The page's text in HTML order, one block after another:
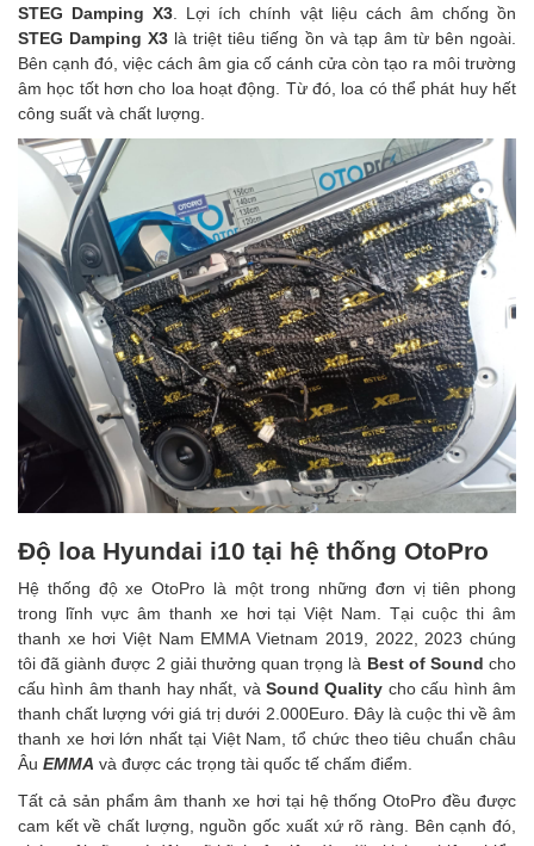
STEG Damping X3. Lợi ích chính vật liệu cách âm chống ồn
STEG Damping X3 là triệt tiêu tiếng ồn và tạp âm từ bên ngoài.
Bên cạnh đó, việc cách âm gia cố cánh cửa còn tạo ra môi trường
âm học tốt hơn cho loa hoạt động. Từ đó, loa có thể phát huy hết
công suất và chất lượng.
Độ loa Hyundai i10 tại hệ thống OtoPro
Hệ thống độ xe OtoPro là một trong những đơn vị tiên phong
trong lĩnh vực âm thanh xe hơi tại Việt Nam. Tại cuộc thi âm
thanh xe hơi Việt Nam EMMA Vietnam 2019, 2022, 2023 chúng
tôi đã giành được 2 giải thưởng quan trọng là Best of Sound cho
cấu hình âm thanh hay nhất, và Sound Quality cho cấu hình âm
thanh chất lượng với giá trị dưới 2.000Euro. Đây là cuộc thi về âm
thanh xe hơi lớn nhất tại Việt Nam, tổ chức theo tiêu chuẩn châu
Âu EMMA và được các trọng tài quốc tế chấm điểm.
Tất cả sản phẩm âm thanh xe hơi tại hệ thống OtoPro đều được
cam kết về chất lượng, nguồn gốc xuất xứ rõ ràng. Bên cạnh đó,